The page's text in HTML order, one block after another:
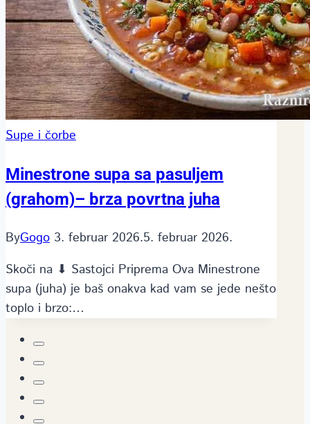
Supe i čorbe
Minestrone supa sa pasuljem
(grahom)– brza povrtna juha
ByGogo 3. februar 2026.5. februar 2026.
Skoči na ⬇ Sastojci Priprema Ova Minestrone
supa (juha) je baš onakva kad vam se jede nešto
toplo i brzo:…